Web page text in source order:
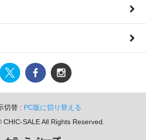
切替 : PC版に切り替える
SALE All Rights Reserved.